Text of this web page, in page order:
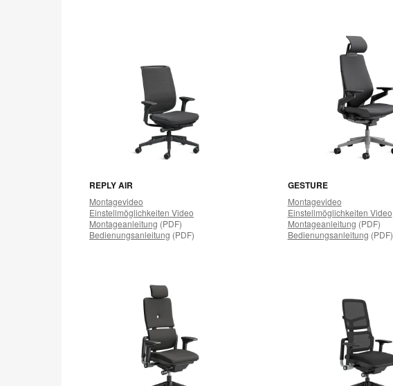
REPLY AIR
Montagevideo
Einstellmöglichkeiten Video
Montageanleitung (PDF)
Bedienungsanleitung (PDF)
GESTURE
Montagevideo
Einstellmöglichkeiten Video
Montageanleitung (PDF)
Bedienungsanleitung (PDF)